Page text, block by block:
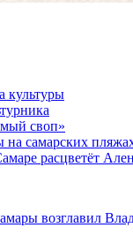
культуры
своп»
на самарских
расцветёт
возглавил